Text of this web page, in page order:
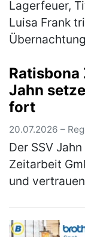
Lagerfeuer,
Luisa Frank
die
Ratisbona
Jahn
fort
20.07.2026 –
Der SSV
Zeitarbeit
und